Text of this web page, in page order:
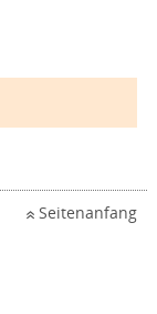
Seitenanfang